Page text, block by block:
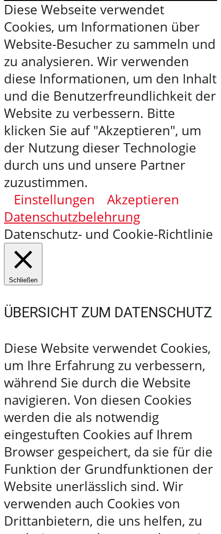
Diese Webseite verwendet
Cookies, um Informationen über
Website-Besucher zu sammeln und
zu analysieren. Wir verwenden
diese Informationen, um den Inhalt
und die Benutzerfreundlichkeit der
Website zu verbessern. Bitte
klicken Sie auf "Akzeptieren", um
der Nutzung dieser Technologie
durch uns und unsere Partner
zuzustimmen.
Einstellungen
Akzeptieren
Datenschutzbelehrung
Datenschutz- und Cookie-Richtlinie
Schließen
ÜBERSICHT ZUM DATENSCHUTZ
Diese Website verwendet Cookies,
um Ihre Erfahrung zu verbessern,
während Sie durch die Website
navigieren. Von diesen Cookies
werden die als notwendig
eingestuften Cookies auf Ihrem
Browser gespeichert, da sie für die
Funktion der Grundfunktionen der
Website unerlässlich sind. Wir
verwenden auch Cookies von
Drittanbietern, die uns helfen, zu